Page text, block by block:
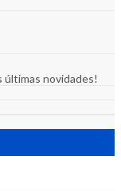
últimas novidades!